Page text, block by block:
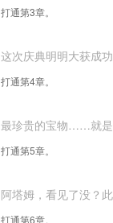
打通第3章。
这次庆典明明大获成
打通第4章。
最珍贵的宝物……就是
打通第5章。
阿塔姆，看见了没？
打通第6章。